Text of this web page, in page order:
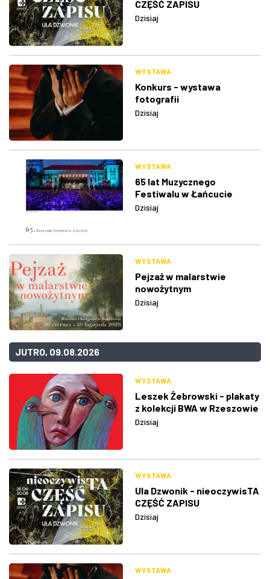
CZĘŚĆ ZAPISU
Dzisiaj
WYSTAWA
Konkurs - wystawa
fotografii
Dzisiaj
WYSTAWA
65 lat Muzycznego
Festiwalu w Łańcucie
Dzisiaj
WYSTAWA
Pejzaż w malarstwie
nowożytnym
Dzisiaj
JUTRO, 09.08.2026
WYSTAWA
Leszek Żebrowski - plakaty
z kolekcji BWA w Rzeszowie
Dzisiaj
WYSTAWA
Ula Dzwonik - nieoczywisTA
CZĘŚĆ ZAPISU
Dzisiaj
WYSTAWA